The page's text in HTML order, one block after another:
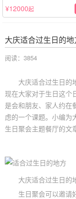
场景·轻奢白色系
¥12000起
大庆适合过生日的
阅读：3854
大庆适合过生日的
现在大家对于生日这个
是会和朋友、家人约在
虑的一个课题。小编为
生日聚会主题餐厅的文
大庆适合过生日的地
生日聚会可以邀请